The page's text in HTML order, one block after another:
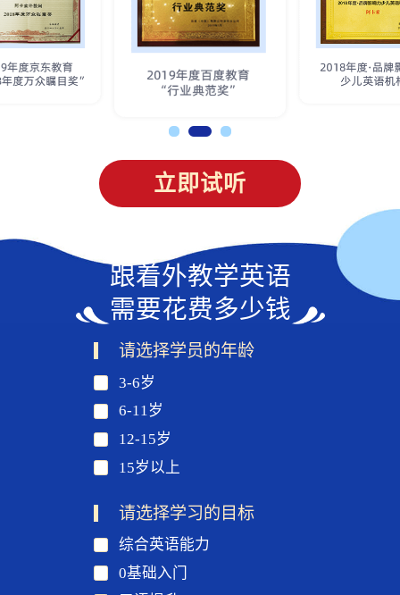
立即试听
跟着外教学英语
需要花费多少钱
请选择学员的年龄
3-6岁
6-11岁
12-15岁
15岁以上
请选择学习的目标
综合英语能力
0基础入门